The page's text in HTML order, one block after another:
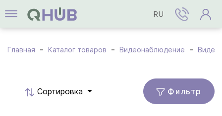
RU
Главная Каталог товаров Видеонаблюдение
Cортировка Фильтр